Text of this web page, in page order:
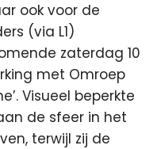
ook voor de
(via L1)
zaterdag 10
met Omroep
Visueel beperkte
de sfeer in het
terwijl zij de